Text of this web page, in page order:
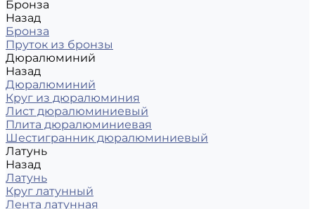
Бронза
Назад
Бронза
Пруток из бронзы
Дюралюминий
Назад
Дюралюминий
Круг из дюралюминия
Лист дюралюминиевый
Плита дюралюминиевая
Шестигранник дюралюминиевый
Латунь
Назад
Латунь
Круг латунный
Лента латунная